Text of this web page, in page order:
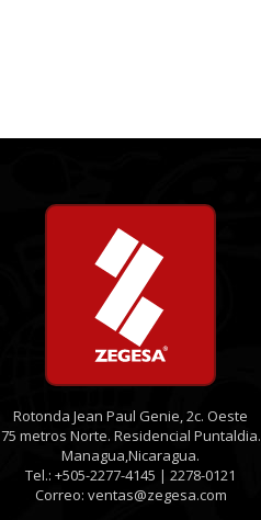
Rotonda Jean Paul Genie, 2c. Oeste
75 metros Norte. Residencial Puntaldia.
Managua,Nicaragua.
Tel.: +505-2277-4145 | 2278-0121
Correo: ventas@zegesa.com